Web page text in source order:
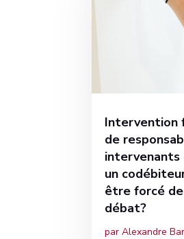
Intervention
de
intervenants
un
être forcé
débat?
parAlexandre